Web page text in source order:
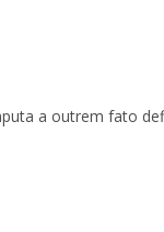
a outrem fato